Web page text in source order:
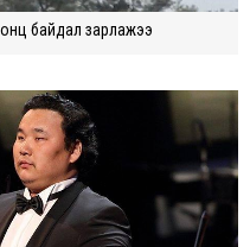
байдал зарлажээ